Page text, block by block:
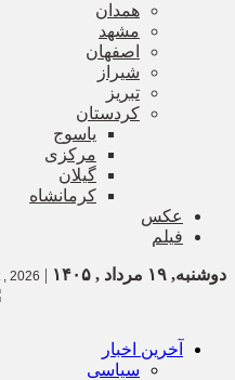
همدان
مشهد
اصفهان
شیراز
تبریز
کردستان
یاسوج
مرکزی
گیلان
کرمانشاه
عکس
فیلم
دوشنبه, ۱۹ مرداد , ۱۴۰۵ |
, 2026
آخرین اخبار
سیاسی